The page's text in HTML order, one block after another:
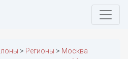
Регионы
Москва